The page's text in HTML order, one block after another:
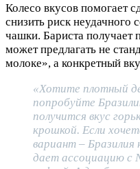
Колесо вкусов помогает
снизить риск неудачного
чашки. Бариста получает
может предлагать не
молоке», а конкретный
«Хотите плотный
попробуйте
получится вкус
крошкой. Если
вариант – Бразилия
дает ассоциацию с